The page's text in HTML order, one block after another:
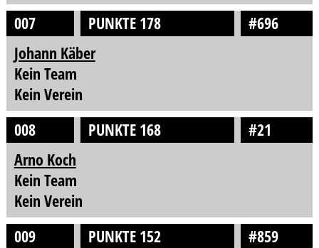
007
PUNKTE 178
#696
Johann Käber
Kein Team
Kein Verein
008
PUNKTE 168
#21
Arno Koch
Kein Team
Kein Verein
009
PUNKTE 152
#859